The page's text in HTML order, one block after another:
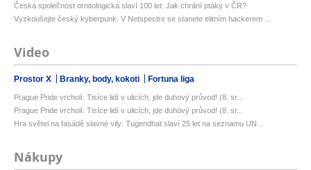
Česká společnost ornitologická slaví 100 let: Jak chrání ptáky v ČR?
Vyzkoušejte český kyberpunk. V Netspectre se stanete elitním hackerem ...
Video
Prostor X Branky, body, kokoti Fortuna liga
Prague Pride vrcholí: Tisíce lidí v ulicích, jde duhový průvod! (8. sr...
Prague Pride vrcholí: Tisíce lidí v ulicích, jde duhový průvod! (8. sr...
Hra světel na fasádě slavné vily: Tugendhat slaví 25 let na seznamu UN...
Nákupy